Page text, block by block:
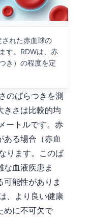
された赤血球の
す。RDWは、赤
き）の程度を定
のばらつきを測
きさは比較的均
ートルです。赤
ある場合（赤血
ります。このば
な血液疾患ま
能性がありま
、より良い健康
めに不可欠で